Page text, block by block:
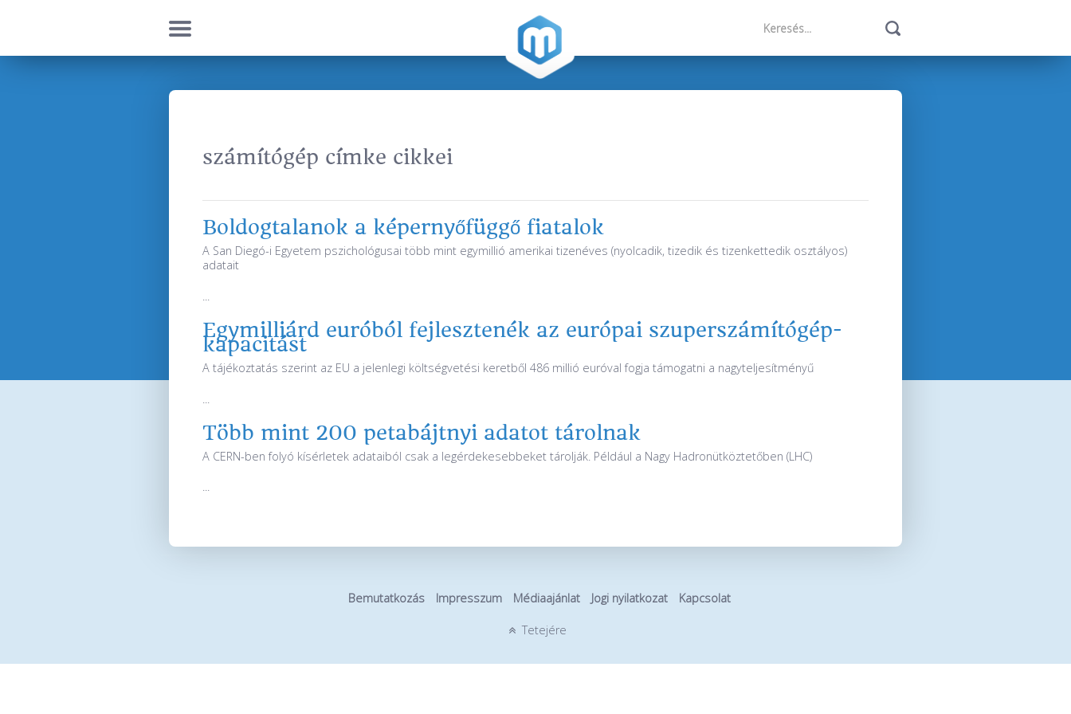
számítógép címke cikkei
Boldogtalanok a képernyőfüggő fiatalok
A San Diegó-i Egyetem pszichológusai több mint egymillió amerikai tizenéves (nyolcadik, tizedik és tizenkettedik osztályos)
adatait
Egymilliárd euróból fejlesztenék az európai szuperszámítógép-
kapacitást
A tájékoztatás szerint az EU a jelenlegi költségvetési keretből 486 millió euróval fogja támogatni a nagyteljesítményű
Több mint 200 petabájtnyi adatot tárolnak
A CERN-ben folyó kísérletek adataiból csak a legérdekesebbeket tárolják. Például a Nagy Hadronütköztetőben (LHC)
...
Bemutatkozás Impresszum Médiaajánlat Jogi nyilatkozat Kapcsolat
Tetejére